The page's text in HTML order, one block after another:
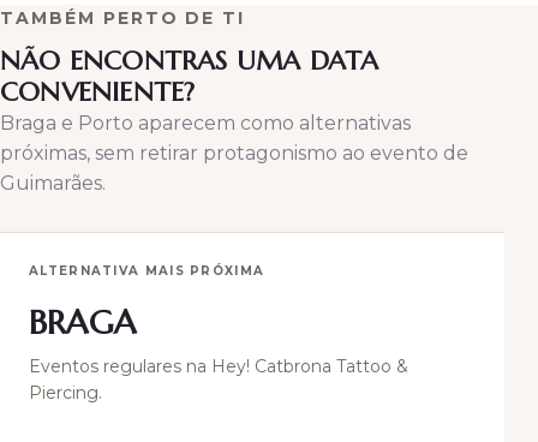
TAMBÉM PERTO DE TI
NÃO ENCONTRAS UMA DATA
CONVENIENTE?
Braga e Porto aparecem como alternativas
próximas, sem retirar protagonismo ao evento de
Guimarães.
ALTERNATIVA MAIS PRÓXIMA
BRAGA
Eventos regulares na Hey! Catbrona Tattoo &
Piercing.